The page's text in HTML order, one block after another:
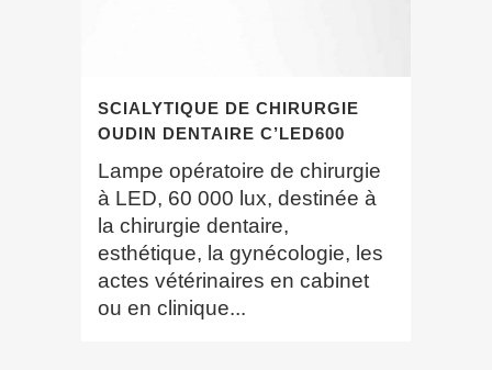
SCIALYTIQUE DE CHIRURGIE
OUDIN DENTAIRE C’LED600
Lampe opératoire de chirurgie
à LED, 60 000 lux, destinée à
la chirurgie dentaire,
esthétique, la gynécologie, les
actes vétérinaires en cabinet
ou en clinique...